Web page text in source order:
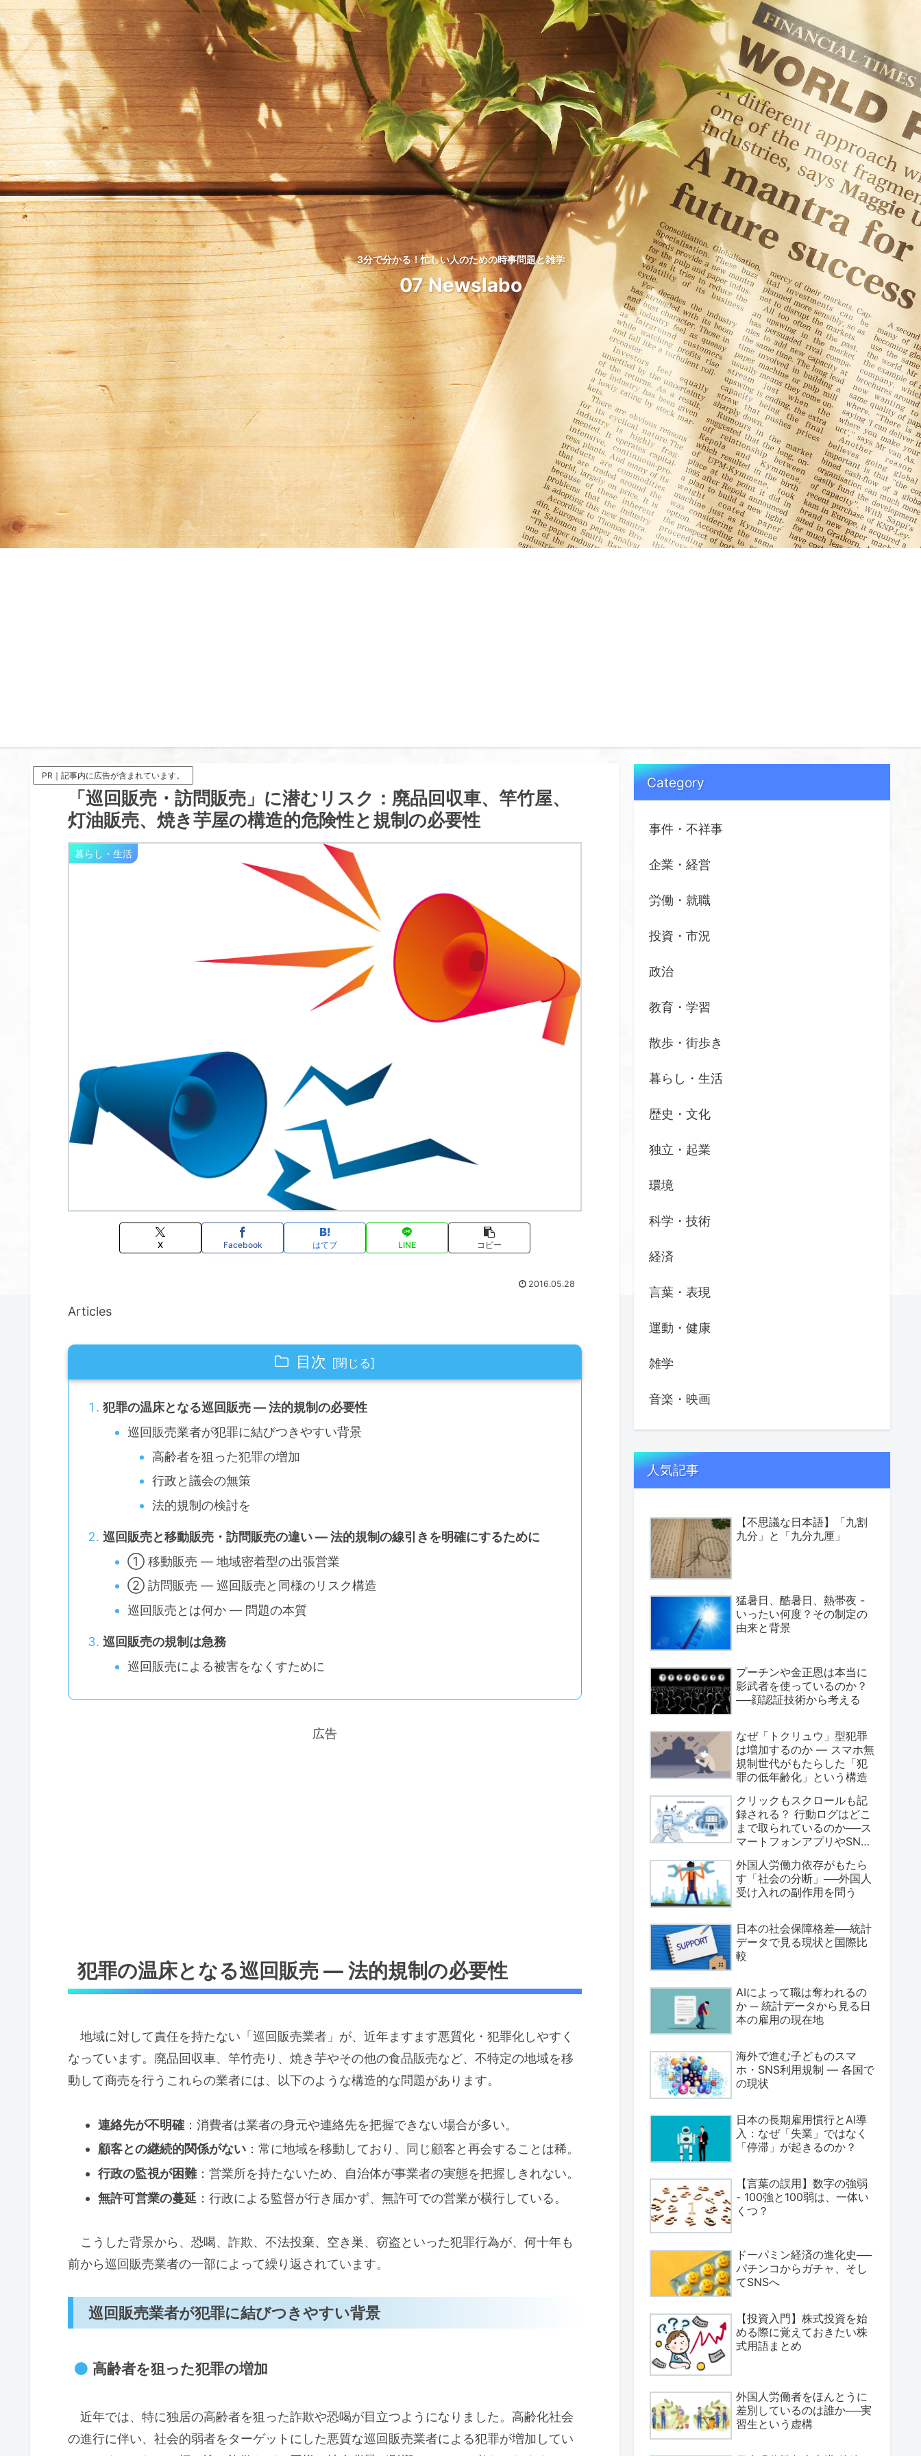
3分で分かる！忙しい人のための時事問題と雑学
07 Newslabo
PR｜記事内に広告が含まれています。
「巡回販売・訪問販売」に潜むリスク：廃品回収車、竿竹屋、
灯油販売、焼き芋屋の構造的危険性と規制の必要性
暮らし・生活
X Facebook はてブ LINE コピー
2016.05.28
Articles
目次
犯罪の温床となる巡回販売 ― 法的規制の必要性
巡回販売業者が犯罪に結びつきやすい背景
高齢者を狙った犯罪の増加
行政と議会の無策
法的規制の検討を
巡回販売と移動販売・訪問販売の違い ― 法的規制の線引きを明確にするために
① 移動販売 ― 地域密着型の出張営業
② 訪問販売 ― 巡回販売と同様のリスク構造
巡回販売とは何か ― 問題の本質
巡回販売の規制は急務
巡回販売による被害をなくすために
広告
犯罪の温床となる巡回販売 ― 法的規制の必要性
地域に対して責任を持たない「巡回販売業者」が、近年ますます悪質化・犯罪化しやすく
なっています。廃品回収車、竿竹売り、焼き芋やその他の食品販売など、不特定の地域を移
動して商売を行うこれらの業者には、以下のような構造的な問題があります。
連絡先が不明確：消費者は業者の身元や連絡先を把握できない場合が多い。
顧客との継続的関係がない：常に地域を移動しており、同じ顧客と再会することは稀。
行政の監視が困難：営業所を持たないため、自治体が事業者の実態を把握しきれない。
無許可営業の蔓延 ：行政による監督が行き届かず、無許可での営業が横行している。
こうした背景から、恐喝、詐欺、不法投棄、空き巣、窃盗といった犯罪行為が、何十年も
前から巡回販売業者の一部によって繰り返されています。
巡回販売業者が犯罪に結びつきやすい背景
高齢者を狙った犯罪の増加
近年では、特に独居の高齢者を狙った詐欺や恐喝が目立つようになりました。高齢化社会
の進行に伴い、社会的弱者をターゲットにした悪質な巡回販売業者による犯罪が増加してい
Category
事件・不祥事
企業・経営
労働・就職
投資・市況
政治
教育・学習
散歩・街歩き
暮らし・生活
歴史・文化
独立・起業
環境
科学・技術
経済
言葉・表現
運動・健康
雑学
音楽・映画
人気記事
【不思議な日本語】「九割
九分」と「九分九厘」
猛暑日、酷暑日、熱帯夜 -
いったい何度？その制定の
由来と背景
プーチンや金正恩は本当に
影武者を使っているのか？
──顔認証技術から考える
なぜ「トクリュウ」型犯罪
は増加するのか ― スマホ無
規制世代がもたらした「犯
罪の低年齢化」という構造
クリックもスクロールも記
録される？ 行動ログはどこ
まで取られているのか──ス
マートフォンアプリやSNS
外国人労働力依存がもたら
す「社会の分断」──外国人
受け入れの副作用を問う
日本の社会保障格差──統計
データで見る現状と国際比
較
AIによって職は奪われるの
か ─ 統計データから見る日
本の雇用の現在地
海外で進む子どものスマ
ホ・SNS利用規制 ― 各国で
の現状
日本の長期雇用慣行とAI導
入：なぜ「失業」ではなく
「停滞」が起きるのか？
【言葉の誤用】数字の強弱
- 100強と100弱は、一体い
くつ？
ドーパミン経済の進化史──
パチンコからガチャ、そし
てSNSへ
【投資入門】株式投資を始
める際に覚えておきたい株
式用語まとめ
外国人労働者をほんとうに
差別しているのは誰か──実
習生という虚構